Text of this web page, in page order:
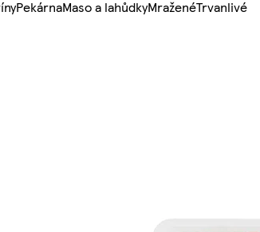
PekárnaMaso a lahůdkyMraženéTrvanlivé